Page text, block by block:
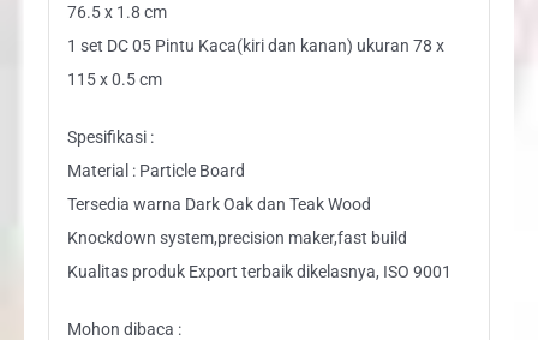
76.5 x 1.8 cm
1 set DC 05 Pintu Kaca(kiri dan kanan) ukuran 78 x
115 x 0.5 cm
Spesifikasi :
Material : Particle Board
Tersedia warna Dark Oak dan Teak Wood
Knockdown system,precision maker,fast build
Kualitas produk Export terbaik dikelasnya, ISO 9001
Mohon dibaca :